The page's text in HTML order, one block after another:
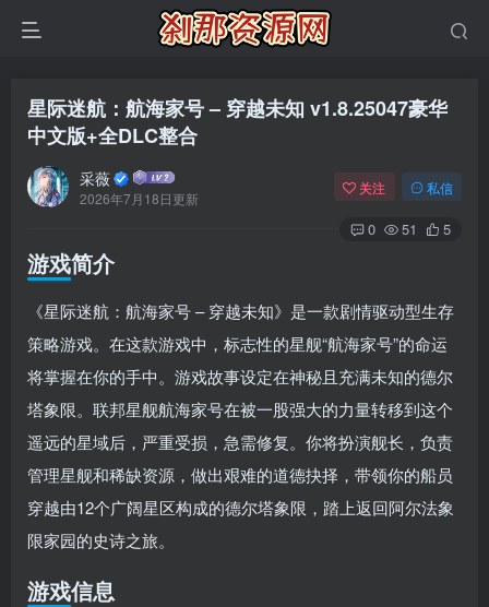
星际迷航：航海家号 – 穿越未知 v1.8.25047豪华
中文版+全DLC整合
采薇
2026年7月18日更新
关注 私信
0 51 5
游戏简介
《星际迷航：航海家号 – 穿越未知》是一款剧情驱动型生存
策略游戏。在这款游戏中，标志性的星舰“航海家号”的命运
将掌握在你的手中。游戏故事设定在神秘且充满未知的德尔
塔象限。联邦星舰航海家号在被一股强大的力量转移到这个
遥远的星域后，严重受损，急需修复。你将扮演舰长，负责
管理星舰和稀缺资源，做出艰难的道德抉择，带领你的船员
穿越由12个广阔星区构成的德尔塔象限，踏上返回阿尔法象
限家园的史诗之旅。
游戏信息